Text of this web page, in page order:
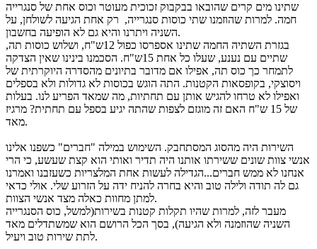
שתינו מים קרים שהובאו בבקבוק זכוכית מעוטר וכוס אחת של סנגרייה
חמה. למרות שהוזמנו שתי כוסות סנגרייה, רק אחת הגיעה לשולחן, על
השניה ויתרנו והיא גם לא הופיעה בחשבון.
בגזרת השתיה החמה שתינו אספרסו כפול 12ש"ח, ושלוש כוסות תה,
שתיים עם נענע, שעלו כל אחת 15ש"ח. הסכמנו בינינו שאין הצדקה
לתמחר כך כוס תה, אפילו אם מדובר בתיונים מהסדרה היוקרתית של
ויסוצקי, בקופסאות הקטנות. התה הוגש בכוסות לא גדולות ולא בספלים
ואפילו לא טרחו להגיש אותן עם תחתיות, מה שמאד הפריע לנו. בעלות
של 15 ש"ח האם זה מוגזם לצפות שהתה יגיע בספל עם תחתית? מרגיז
מאד.
השירות היה מהסוג המסתחבק. השימוש במילה "חברים" כשפנו אלינו
אנשי צוות שונים ששירתו אותנו היה תדיר ואותי הוא קצת שעשע, כי הרי
אנחנו לא ממש חברים...הגדילה לעשות אחת המלצריות כשעזבנו ואמרנו
גם לה תודה ולילה טוב והיא בחרה להניח ידה על הזרוע שלי. אולי כדאי
למתן מחוות כאלה מצד אנשי הצוות.
מעבר לזה, למרות שהיו תקלות קטנות בשירות(למשל, כוס הסנגרייה
השניה שהוזמנה ולא הגיעה), בסך הכל הרושם הוא שמשתדלים מאד
לתת שירות טוב ויעיל.